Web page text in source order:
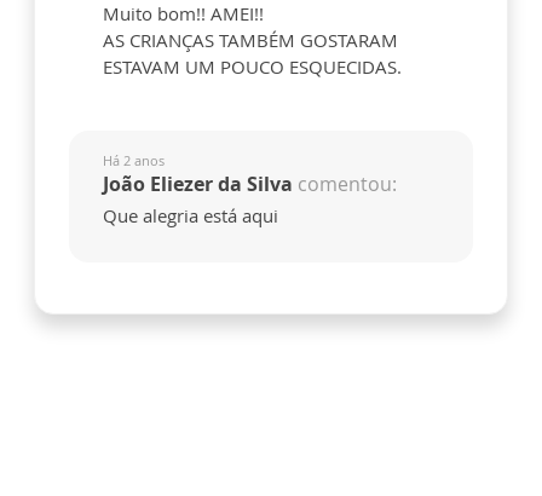
Muito bom!! AMEI!!
AS CRIANÇAS TAMBÉM GOSTARAM
ESTAVAM UM POUCO ESQUECIDAS.
Há 2 anos
João Eliezer da Silva comentou:
Que alegria está aqui